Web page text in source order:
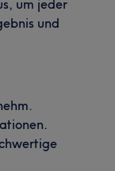
um jeder
und